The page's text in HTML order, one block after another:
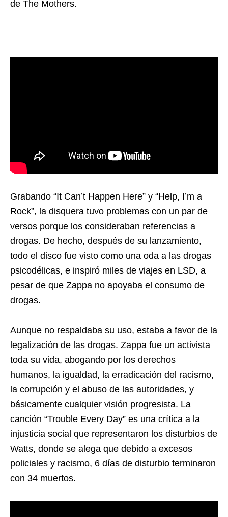
de The Mothers.
Grabando “It Can’t Happen Here” y “Help, I’m a
Rock”, la disquera tuvo problemas con un par de
versos porque los consideraban referencias a
drogas. De hecho, después de su lanzamiento,
todo el disco fue visto como una oda a las drogas
psicodélicas, e inspiró miles de viajes en LSD, a
pesar de que Zappa no apoyaba el consumo de
drogas.
Aunque no respaldaba su uso, estaba a favor de la
legalización de las drogas. Zappa fue un activista
toda su vida, abogando por los derechos
humanos, la igualdad, la erradicación del racismo,
la corrupción y el abuso de las autoridades, y
básicamente cualquier visión progresista. La
canción “Trouble Every Day” es una crítica a la
injusticia social que representaron los disturbios de
Watts, donde se alega que debido a excesos
policiales y racismo, 6 días de disturbio terminaron
con 34 muertos.